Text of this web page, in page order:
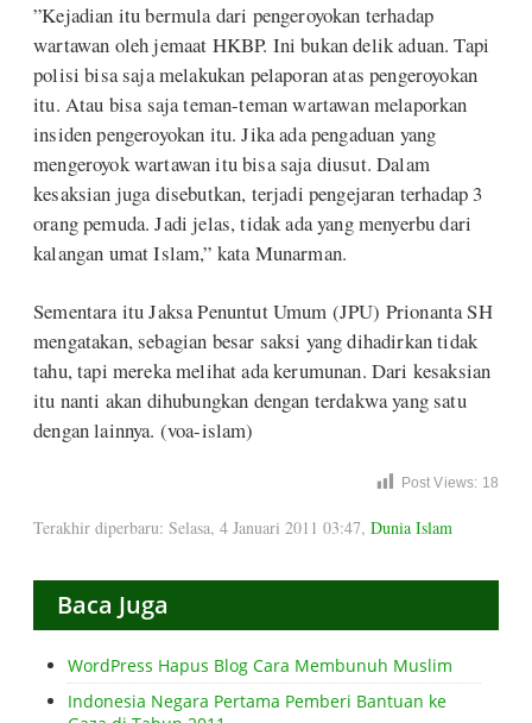
”Kejadian itu bermula dari pengeroyokan terhadap
wartawan oleh jemaat HKBP. Ini bukan delik aduan. Tapi
polisi bisa saja melakukan pelaporan atas pengeroyokan
itu. Atau bisa saja teman-teman wartawan melaporkan
insiden pengeroyokan itu. Jika ada pengaduan yang
mengeroyok wartawan itu bisa saja diusut. Dalam
kesaksian juga disebutkan, terjadi pengejaran terhadap 3
orang pemuda. Jadi jelas, tidak ada yang menyerbu dari
kalangan umat Islam,” kata Munarman.
Sementara itu Jaksa Penuntut Umum (JPU) Prionanta SH
mengatakan, sebagian besar saksi yang dihadirkan tidak
tahu, tapi mereka melihat ada kerumunan. Dari kesaksian
itu nanti akan dihubungkan dengan terdakwa yang satu
dengan lainnya. (voa-islam)
Post Views: 18
Terakhir diperbaru: Selasa, 4 Januari 2011 03:47, Dunia Islam
Baca Juga
WordPress Hapus Blog Cara Membunuh Muslim
Indonesia Negara Pertama Pemberi Bantuan ke